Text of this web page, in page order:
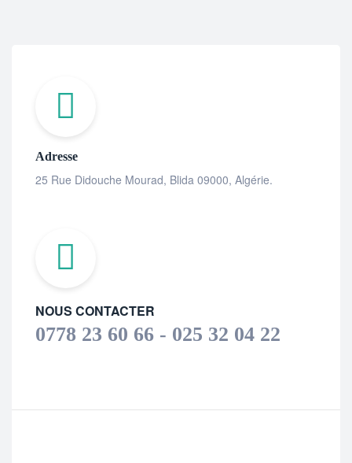
Adresse
25 Rue Didouche Mourad, Blida 09000, Algérie.
NOUS CONTACTER
0778 23 60 66 - 025 32 04 22